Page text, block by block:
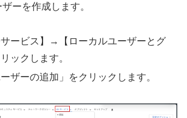
ーを作成します。
ービス】→【ローカルユーザーとグ
ックします。
ーザーの追加」をクリックします。